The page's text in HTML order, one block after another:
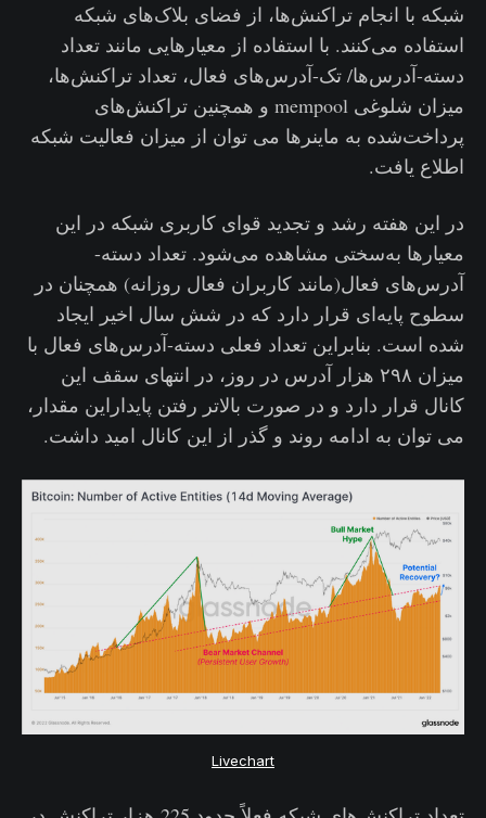
شبکه با انجام تراکنش‌ها، از فضای بلاک‌های شبکه
استفاده می‌کنند. با استفاده از معیارهایی مانند تعداد
دسته-آدرس‌ها/ تک-آدرس‌های فعال، تعداد تراکنش‌ها،
میزان شلوغی mempool و همچنین تراکنش‌های
پرداخت‌شده به ماینرها می توان از میزان فعالیت شبکه
اطلاع یافت.
در این هفته رشد و تجدید قوای کاربری شبکه در این
معیارها به‌سختی مشاهده می‌شود. تعداد دسته-
آدرس‌های فعال(مانند کاربران فعال روزانه) همچنان در
سطوح پایه‌ای قرار دارد که در شش سال اخیر ایجاد
شده است. بنابراین تعداد فعلی دسته-آدرس‌های فعال با
میزان ۲۹۸ هزار آدرس در روز، در انتهای سقف این
کانال قرار دارد و در صورت بالاتر رفتن پایداراین مقدار،
می توان به ادامه روند و گذر از این کانال امید داشت.
Livechart